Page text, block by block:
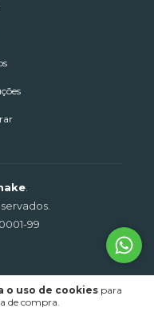
o uso de cookiespara
de compra.
99